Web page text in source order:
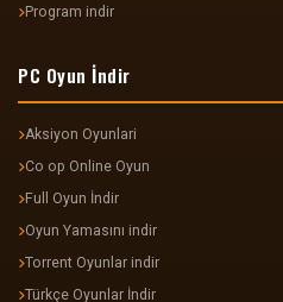
Program indir
PC Oyun İndir
Aksiyon Oyunlari
Co op Online Oyun
Full Oyun İndir
Oyun Yamasını indir
Torrent Oyunlar indir
Türkçe Oyunlar İndir